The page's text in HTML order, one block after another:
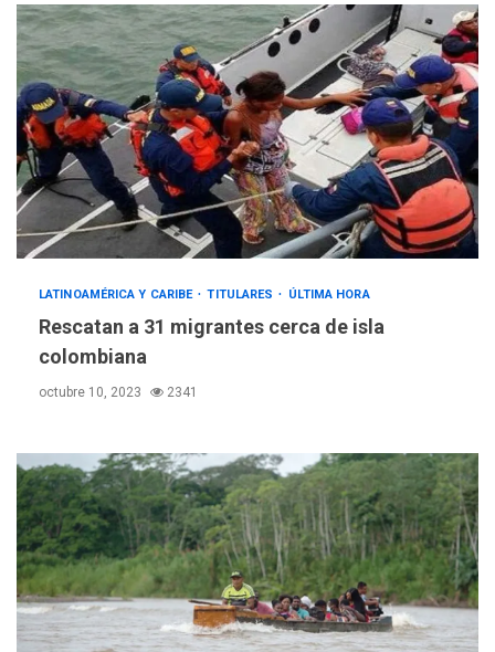
LATINOAMÉRICA Y CARIBE TITULARES ÚLTIMA HORA
Rescatan a 31 migrantes cerca de isla
colombiana
octubre 10, 2023 2341